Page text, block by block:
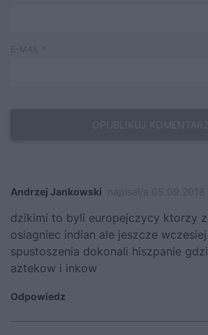
Andrzej Jankowski
dzikimi to byli europejczycy ktorzy
osiagniec indian ale jeszcze
spustoszenia dokonali hiszpanie
aztekow i inkow
Odpowiedz